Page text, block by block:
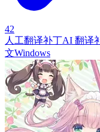
42
人工翻译补丁AI 翻译
文Windows